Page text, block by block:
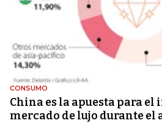
CONSUMO
China es la apuesta para
mercado de lujo durante el